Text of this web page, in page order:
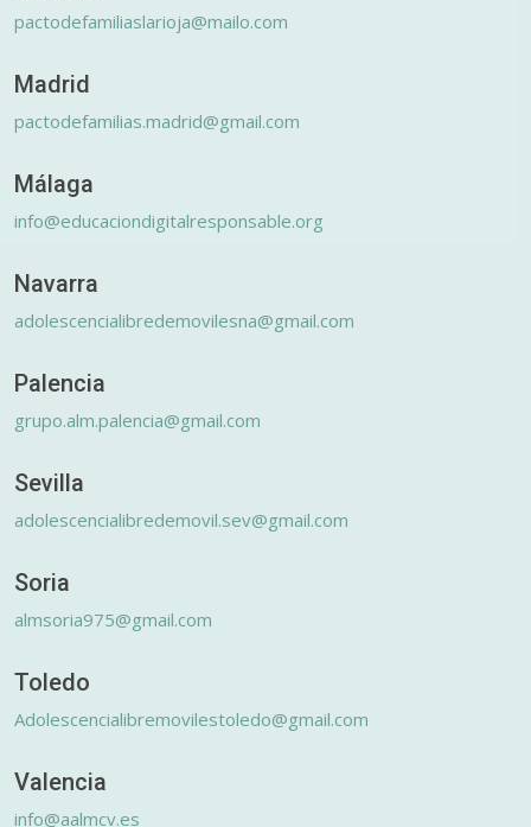
pactodefamiliaslarioja@mailo.com
Madrid
pactodefamilias.madrid@gmail.com
Málaga
info@educaciondigitalresponsable.org
Navarra
adolescencialibredemovilesna@gmail.com
Palencia
grupo.alm.palencia@gmail.com
Sevilla
adolescencialibredemovil.sev@gmail.com
Soria
almsoria975@gmail.com
Toledo
Adolescencialibremovilestoledo@gmail.com
Valencia
info@aalmcv.es